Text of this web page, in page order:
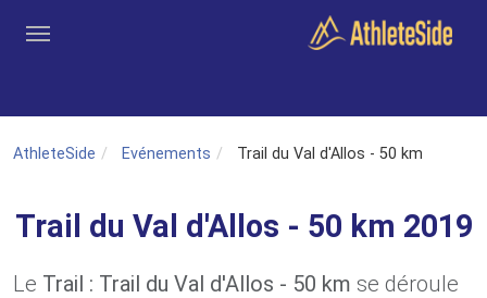
AthleteSide Evénements Trail du Val d'Allos - 50 km
Trail du Val d'Allos - 50 km 2019
Le Trail : Trail du Val d'Allos - 50 km se déroule